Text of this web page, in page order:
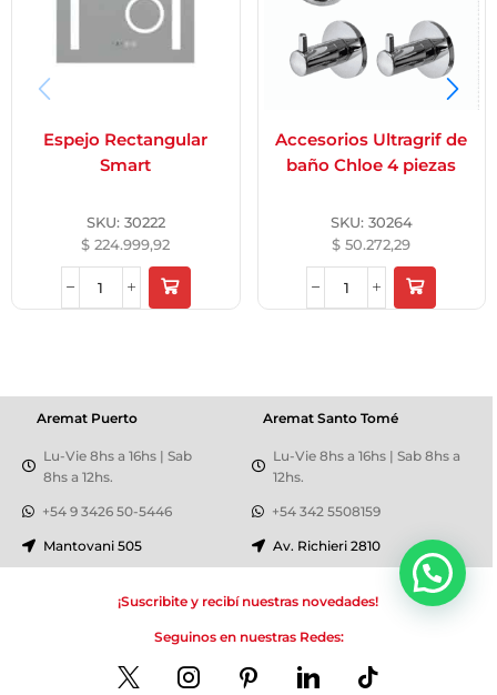
Espejo Rectangular
Smart
SKU: 30222
$ 224.999,92
Accesorios Ultragrif de
baño Chloe 4 piezas
SKU: 30264
$ 50.272,29
Aremat Santo Tomé
Lu-Vie 8hs a 16hs | Sab 8hs a
12hs.
+54 342 5508159
Av. Richieri 2810
Aremat Puerto
Lu-Vie 8hs a 16hs | Sab
8hs a 12hs.
+54 9 3426 50-5446
Mantovani 505
¡Suscribite y recibí nuestras novedades!
Seguinos en nuestras Redes: